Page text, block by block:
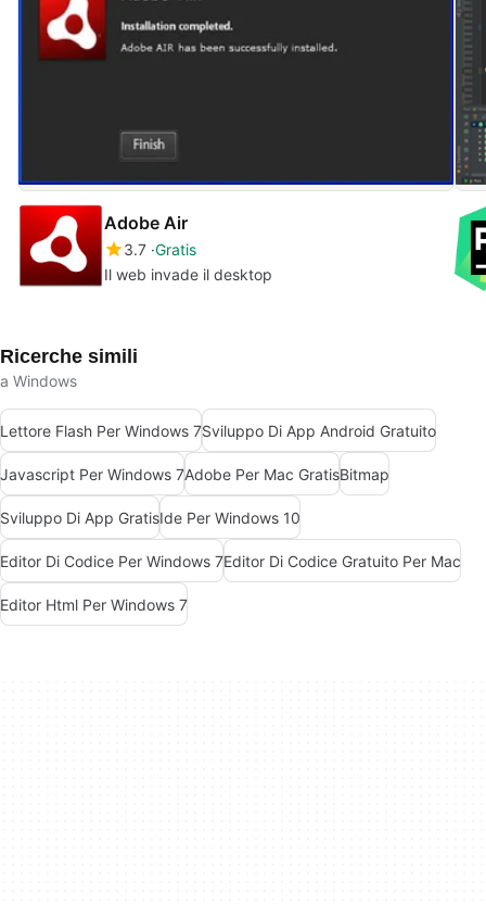
Adobe Air
3.7 Gratis
Il web invade il desktop
Ricerche simili
a Windows
Lettore Flash Per Windows 7Sviluppo Di App Android Gratuito
Javascript Per Windows 7Adobe Per Mac GratisBitmap
Sviluppo Di App GratisIde Per Windows 10
Editor Di Codice Per Windows 7Editor Di Codice Gratuito Per Mac
Editor Html Per Windows 7